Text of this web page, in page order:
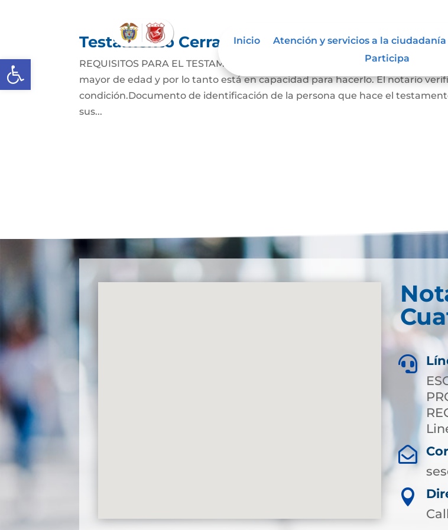
Abrir barra de herramientas
Inicio Atención y servicios a la ciudadanía
Participa
Testamento Cerrado
REQUISITOS PARA EL TESTAMENTO CERRADO: La persona que hace este
mayor de edad y por lo tanto está en capacidad para hacerlo. El notario
condición.Documento de identificación de la persona que hace el
sus...


